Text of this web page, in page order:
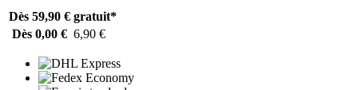
Dès 59,90 € gratuit*
Dès 0,00 € 6,90 €